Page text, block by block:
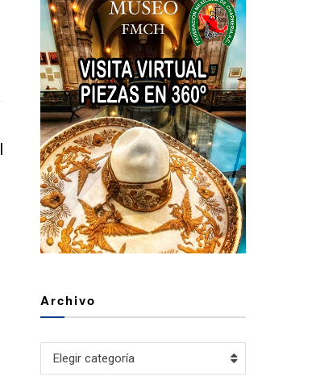
Archivo
Archivo
Elegir categoría